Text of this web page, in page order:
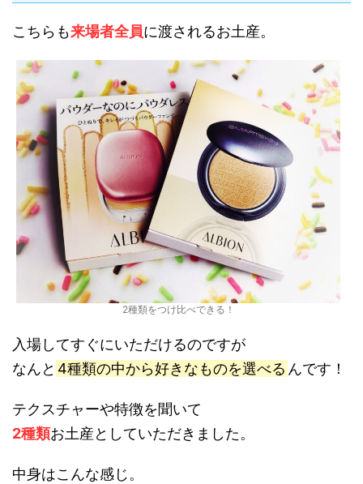
こちらも来場者全員に渡されるお土産。
2種類をつけ比べできる！
入場してすぐにいただけるのですが
なんと 4種類の中から好きなものを選べる んです！
テクスチャーや特徴を聞いて
2種類お土産としていただきました。
中身はこんな感じ。